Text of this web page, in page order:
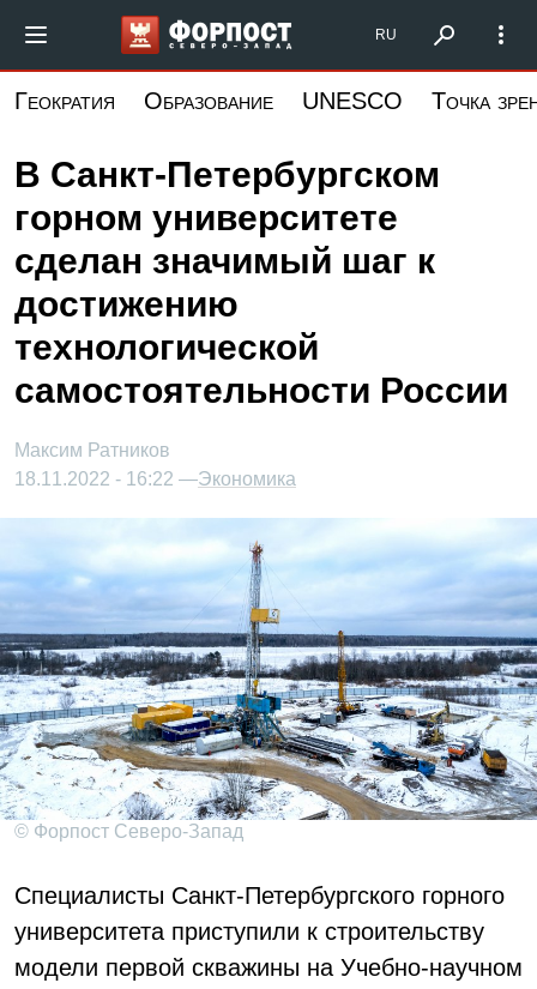
основному
Форпост Северо-Запад
RU
Геократия Образование UNESCO Точка
В Санкт-Петербургском
горном университете
сделан значимый шаг к
достижению
технологической
самостоятельности России
Максим Ратников
18.11.2022 - 16:22 —Экономика
© Форпост Северо-Запад
Специалисты Санкт-Петербургского горного
университета приступили к строительству
модели первой скважины на Учебно-научном